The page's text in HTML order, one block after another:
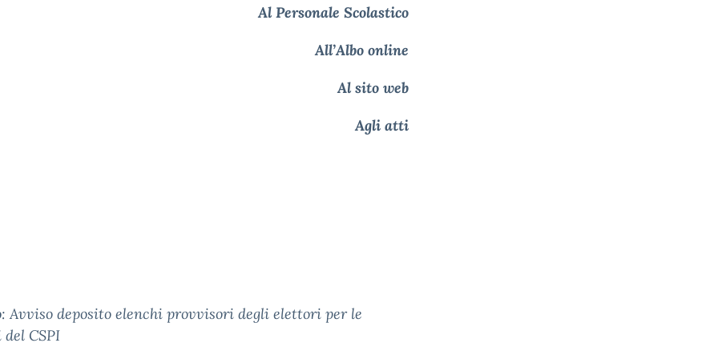
Al Personale Scolastico
All’Albo online
Al sito web
Agli atti
:Avviso deposito elenchi provvisori degli elettori per le
CSPI